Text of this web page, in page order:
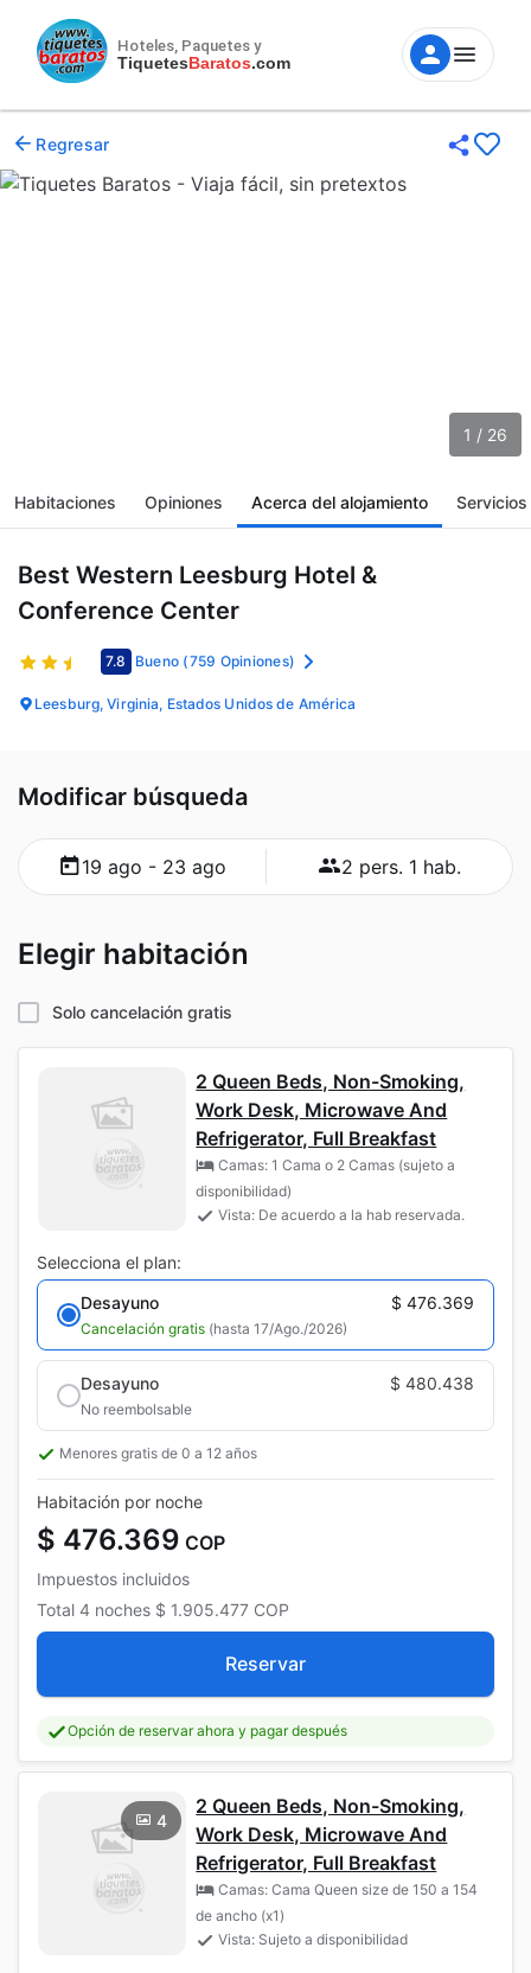
Hoteles, Paquetes y
TiquetesBaratos.com
Regresar
1 / 26
Habitaciones Opiniones Acerca del alojamiento Servicios
Best Western Leesburg Hotel &
Conference Center
7.8 Bueno (759 Opiniones)
Leesburg, Virginia, Estados Unidos de América
Modificar búsqueda
19 ago - 23 ago 2 pers. 1 hab.
Elegir habitación
Solo cancelación gratis
2 Queen Beds, Non-Smoking,
Work Desk, Microwave And
Refrigerator, Full Breakfast
Camas: 1 Cama o 2 Camas (sujeto a
disponibilidad)
Vista: De acuerdo a la hab reservada.
Selecciona el plan:
Desayuno
$ 476.369
Cancelación gratis (hasta 17/Ago./2026)
Desayuno $ 480.438
No reembolsable
Menores gratis de 0 a 12 años
Habitación por noche
$ 476.369 COP
Impuestos incluidos
Total 4 noches $ 1.905.477 COP
Reservar
Opción de reservar ahora y pagar después
4
2 Queen Beds, Non-Smoking,
Work Desk, Microwave And
Refrigerator, Full Breakfast
Camas: Cama Queen size de 150 a 154
de ancho (x1)
Vista: Sujeto a disponibilidad